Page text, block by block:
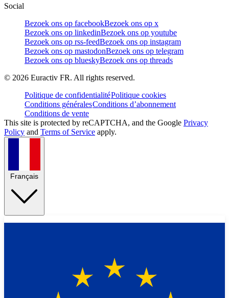
Social
Bezoek ons op facebookBezoek ons op x
Bezoek ons op linkedinBezoek ons op youtube
Bezoek ons op rss-feedBezoek ons op instagram
Bezoek ons op mastodonBezoek ons op telegram
Bezoek ons op blueskyBezoek ons op threads
© 2026 Euractiv FR. All rights reserved.
Politique de confidentialitéPolitique cookies
Conditions généralesConditions d’abonnement
Conditions de vente
This site is protected by reCAPTCHA, and the Google Privacy
Policy and Terms of Service apply.
Français